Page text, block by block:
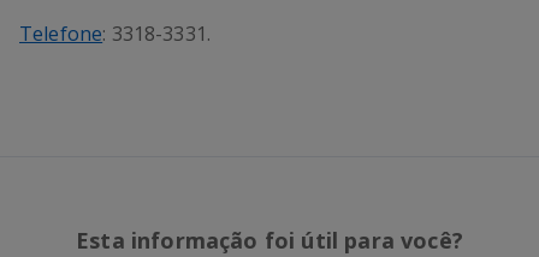
Telefone: 3318-3331.
Esta informação foi útil para você?